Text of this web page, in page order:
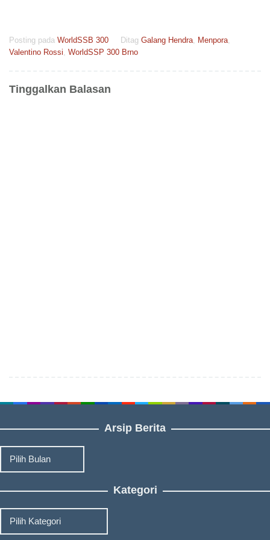
Posting pada WorldSSB 300 Ditag Galang Hendra, Menpora,
Valentino Rossi, WorldSSP 300 Brno
Tinggalkan Balasan
Arsip Berita
Kategori